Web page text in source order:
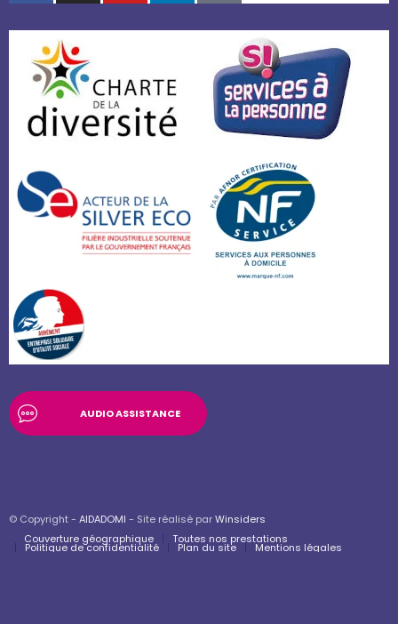
AUDIO ASSISTANCE
© Copyright - AIDADOMI - Site réalisé parWinsiders
Couverture géographique
Toutes nos prestations
Politique de confidentialité Plan du site Mentions légales